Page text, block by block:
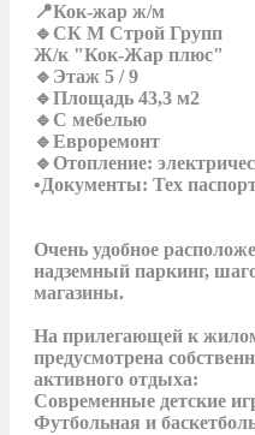
📍Кок-жар ж/м
🔹СК М Строй Групп
Ж/к "Кок-Жар плюс"
🔹Этаж 5 / 9
🔹Площадь 43,3 м2
🔹С мебелью
🔹Евроремонт
🔹Отопление:
•Документы: Тех
Очень удобное
надземный паркинг,
магазины.
На прилегающей к
предусмотрена
активного отдыха:
Современные детские
Футбольная и